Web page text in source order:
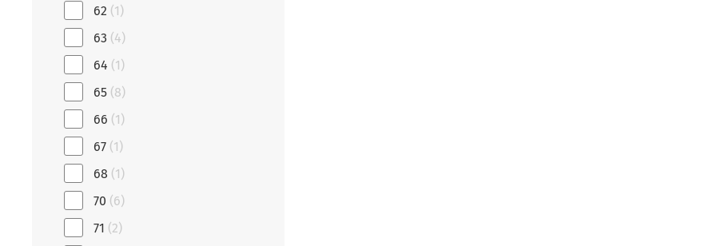
62 (1)
63 (4)
64 (1)
65 (8)
66 (1)
67 (1)
68 (1)
70 (6)
71 (2)